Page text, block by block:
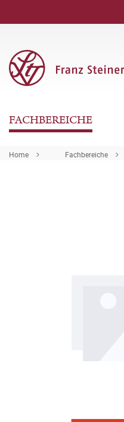
FACHBEREICHE
Home Fachbereiche